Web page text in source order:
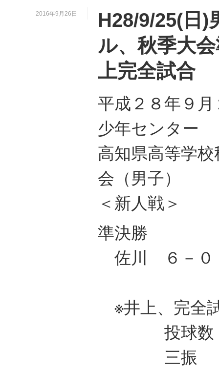
2016年9月26日
H28/9/25(日)
ル、秋季大
上完全試合
平成２８年９
少年センター
高知県高等学
会（男子）
＜新人戦＞
準決勝
佐川 ６－０
※井上、完全
投球数
三振